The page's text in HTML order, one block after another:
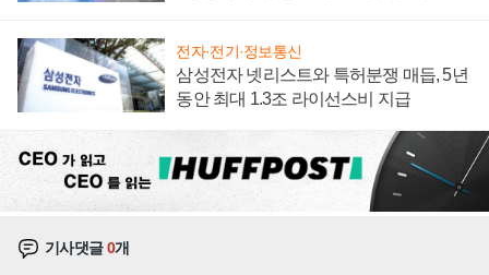
전자·전기·정보통신
삼성전자 넷리스트와 특허분쟁 매듭, 5년
동안 최대 1.3조 라이선스비 지급
기사댓글0개